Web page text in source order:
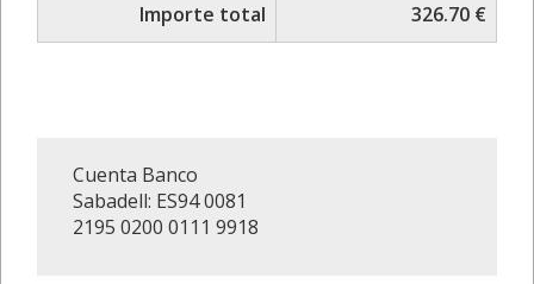
Importe total
326.70 €
Cuenta Banco
Sabadell: ES94 0081
2195 0200 0111 9918